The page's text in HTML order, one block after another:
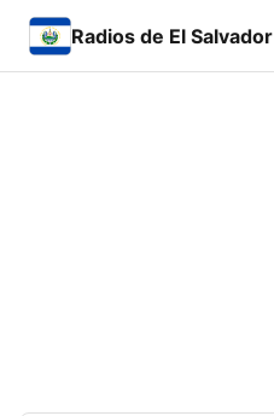
Radios de El Salvador